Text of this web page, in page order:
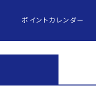
ポイントカレンダー